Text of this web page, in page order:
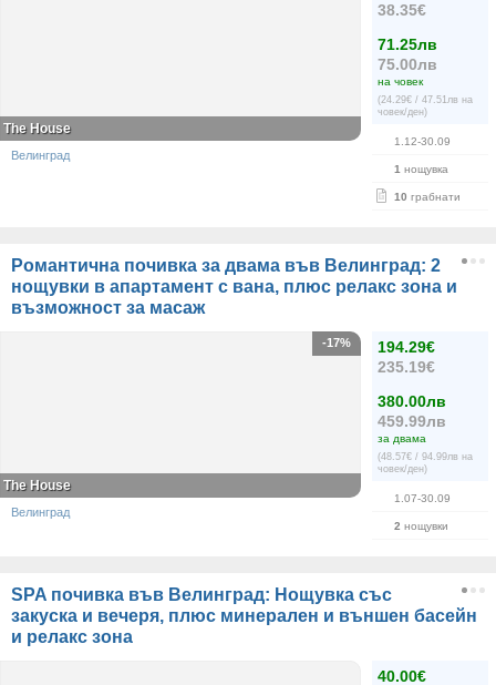
38.35€
71.25лв
75.00лв
на човек
(24.29€ / 47.51лв на
човек/ден)
1.12-30.09
1 нощувка
10 грабнати
The House
Велинград
Романтична почивка за двама във Велинград: 2
нощувки в апартамент с вана, плюс релакс зона и
възможност за масаж
194.29€
235.19€
380.00лв
459.99лв
за двама
(48.57€ / 94.99лв на
човек/ден)
1.07-30.09
2 нощувки
-17%
The House
Велинград
SPA почивка във Велинград: Нощувка със
закуска и вечеря, плюс минерален и външен басейн
и релакс зона
40.00€